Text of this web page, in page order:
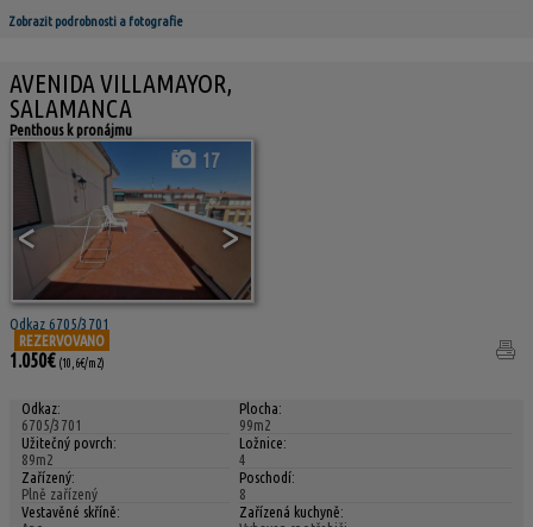
Zobrazit podrobnosti a fotografie
AVENIDA VILLAMAYOR,
SALAMANCA
Penthous k pronájmu
< >
17
Odkaz 6705/3701
REZERVOVANO
1.050€ (10,6€/m2)
Odkaz:
6705/3701
Plocha:
99m2
Užitečný povrch:
89m2
Ložnice:
4
Zařízený:
Plně zařízený
Poschodí:
8
Vestavěné skříně:
Zařízená kuchyně: